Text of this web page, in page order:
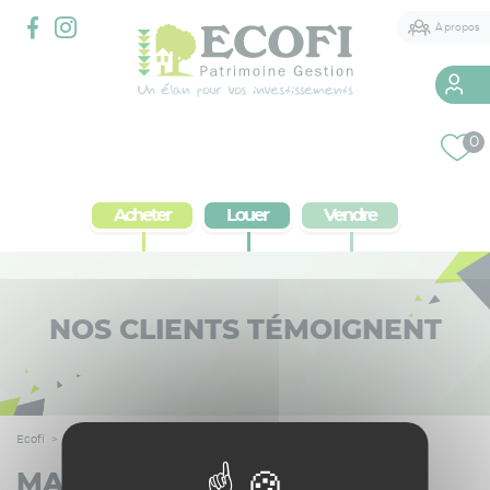
À propos
Services immobiliers
0
Acheter Louer Vendre
NOS CLIENTS TÉMOIGNENT
Ecofi >
MARTINE